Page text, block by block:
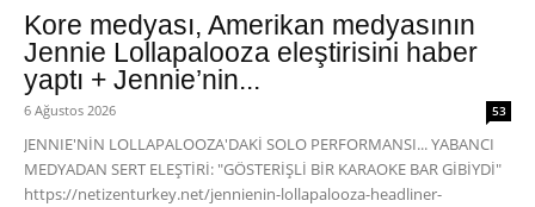
Kore medyası, Amerikan medyasının
Jennie Lollapalooza eleştirisini haber
yaptı + Jennie’nin...
6 Ağustos 2026 53
JENNIE'NİN LOLLAPALOOZA'DAKİ SOLO PERFORMANSI... YABANCI
MEDYADAN SERT ELEŞTİRİ: "GÖSTERİŞLİ BİR KARAOKE BAR GİBİYDİ"
https://netizenturkey.net/jennienin-lollapalooza-headliner-